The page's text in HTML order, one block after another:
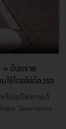
= อันตราย
ช้โดยไม่ต้องรอ
ร้อมเปิดทางแก้
Telematics